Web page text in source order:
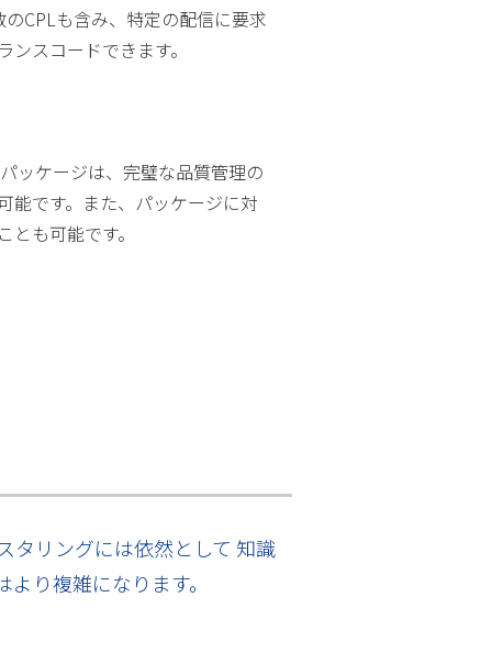
CPLも含み、特定の配信に要求
スコードできます。
ッケージは、完璧な品質管理の
能です。また、パッケージに対
も可能です。
タリングには依然として 知識
り複雑になります。